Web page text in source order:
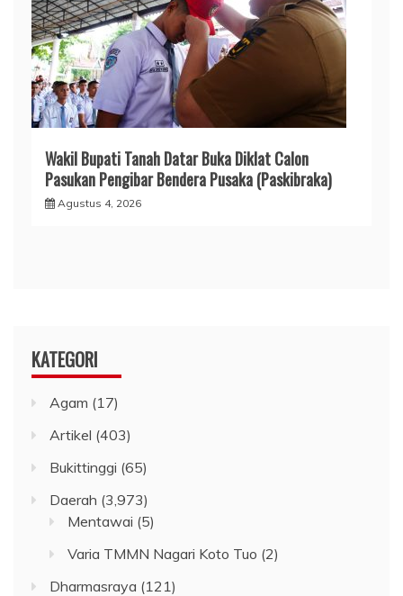
Wakil Bupati Tanah Datar Buka Diklat Calon
Pasukan Pengibar Bendera Pusaka (Paskibraka)
Agustus 4, 2026
KATEGORI
Agam (17)
Artikel (403)
Bukittinggi (65)
Daerah (3,973)
Mentawai (5)
Varia TMMN Nagari Koto Tuo (2)
Dharmasraya (121)